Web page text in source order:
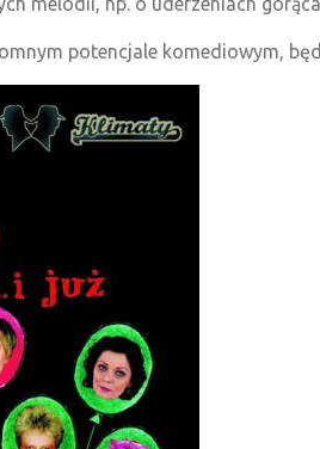
potencjale komediowym,